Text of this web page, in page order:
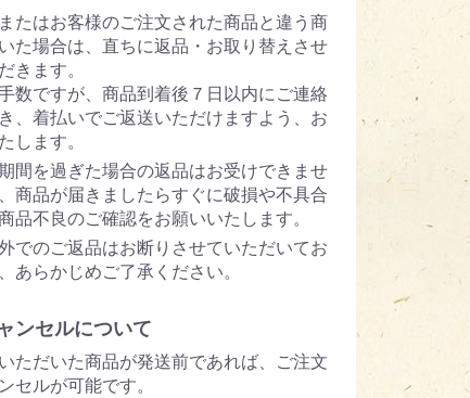
たはお客様のご注文された商品と違う商
た場合は、直ちに返品・お取り替えさせ
きます。
数ですが、商品到着後７日以内にご連絡
、着払いでご返送いただけますよう、お
します。
間を過ぎた場合の返品はお受けできませ
商品が届きましたらすぐに破損や不具合
品不良のご確認をお願いいたします。
でのご返品はお断りさせていただいてお
あらかじめご了承ください。
ンセルについて
ただいた商品が発送前であれば、ご注文
セルが可能です。